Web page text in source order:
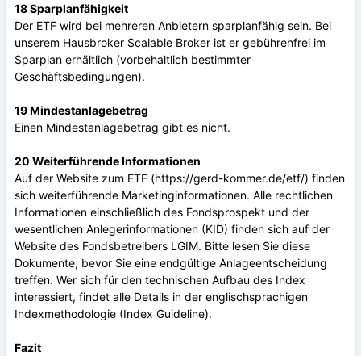
18 Sparplanfähigkeit
Der ETF wird bei mehreren Anbietern sparplanfähig sein. Bei
unserem Hausbroker Scalable Broker ist er gebührenfrei im
Sparplan erhältlich (vorbehaltlich bestimmter
Geschäftsbedingungen).
19 Mindestanlagebetrag
Einen Mindestanlagebetrag gibt es nicht.
20 Weiterführende Informationen
Auf der Website zum ETF (https://gerd-kommer.de/etf/) finden
sich weiterführende Marketinginformationen. Alle rechtlichen
Informationen einschließlich des Fondsprospekt und der
wesentlichen Anlegerinformationen (KID) finden sich auf der
Website des Fondsbetreibers LGIM. Bitte lesen Sie diese
Dokumente, bevor Sie eine endgültige Anlageentscheidung
treffen. Wer sich für den technischen Aufbau des Index
interessiert, findet alle Details in der englischsprachigen
Indexmethodologie (Index Guideline).
Fazit